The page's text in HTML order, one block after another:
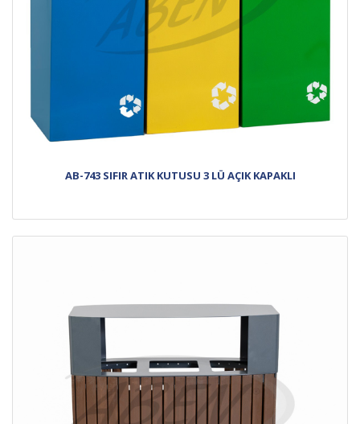
AB-743 SIFIR ATIK KUTUSU 3 LÜ AÇIK KAPAKLI